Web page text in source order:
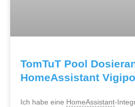
TomTuT Pool
HomeAssistant
Ich habe eine HomeAssistant-